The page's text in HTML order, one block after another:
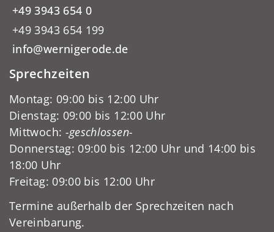
+49 3943 654 0
+49 3943 654 199
info@wernigerode.de
Sprechzeiten
Montag: 09:00 bis 12:00 Uhr
Dienstag: 09:00 bis 12:00 Uhr
Mittwoch: -geschlossen-
Donnerstag: 09:00 bis 12:00 Uhr und 14:00 bis
18:00 Uhr
Freitag: 09:00 bis 12:00 Uhr
Termine außerhalb der Sprechzeiten nach
Vereinbarung.